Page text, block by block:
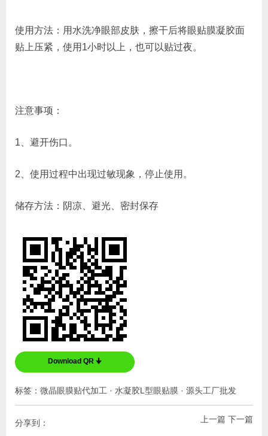
使用方法：用水洗净眼部皮肤，擦干后将眼贴膜凝胶面
贴上压紧，使用1小时以上，也可以贴过夜。
注意事项：
1、避开伤口。
2、使用过程中出现过敏现象，停止使用。
储存方法：阴凉、避光、密封保存
Download QR 🠋
标签： 微晶眼膜贴代加工 · 水凝胶L型眼贴膜 · 源头工厂批发
上一篇 下一篇
分享到：